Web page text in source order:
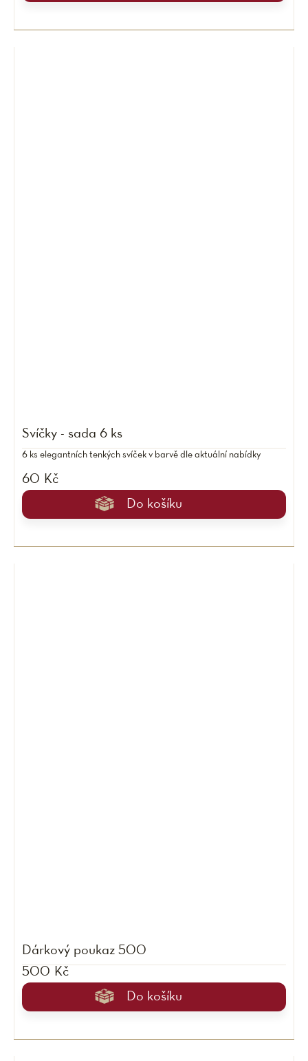
Svíčky - sada 6 ks
60 Kč
Do košíku
6 ks elegantních tenkých svíček v barvě dle aktuální nabídky
Dárkový poukaz 500
500 Kč
Do košíku